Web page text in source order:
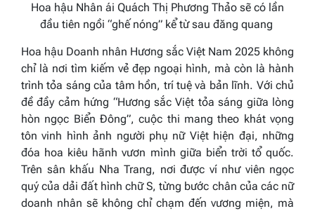
Hoa hậu Nhân ái Quách Thị Phương Thảo sẽ có lần
đầu tiên ngồi “ghế nóng” kể từ sau đăng quang
Hoa hậu Doanh nhân Hương sắc Việt Nam 2025 không
chỉ là nơi tìm kiếm vẻ đẹp ngoại hình, mà còn là hành
trình tỏa sáng của tâm hồn, trí tuệ và bản lĩnh. Với chủ
đề đầy cảm hứng “Hương sắc Việt tỏa sáng giữa lòng
hòn ngọc Biển Đông”, cuộc thi mang theo khát vọng
tôn vinh hình ảnh người phụ nữ Việt hiện đại, những
đóa hoa kiêu hãnh vươn mình giữa biển trời tổ quốc.
Trên sân khấu Nha Trang, nơi được ví như viên ngọc
quý của dải đất hình chữ S, từng bước chân của các nữ
doanh nhân sẽ không chỉ chạm đến vương miện, mà